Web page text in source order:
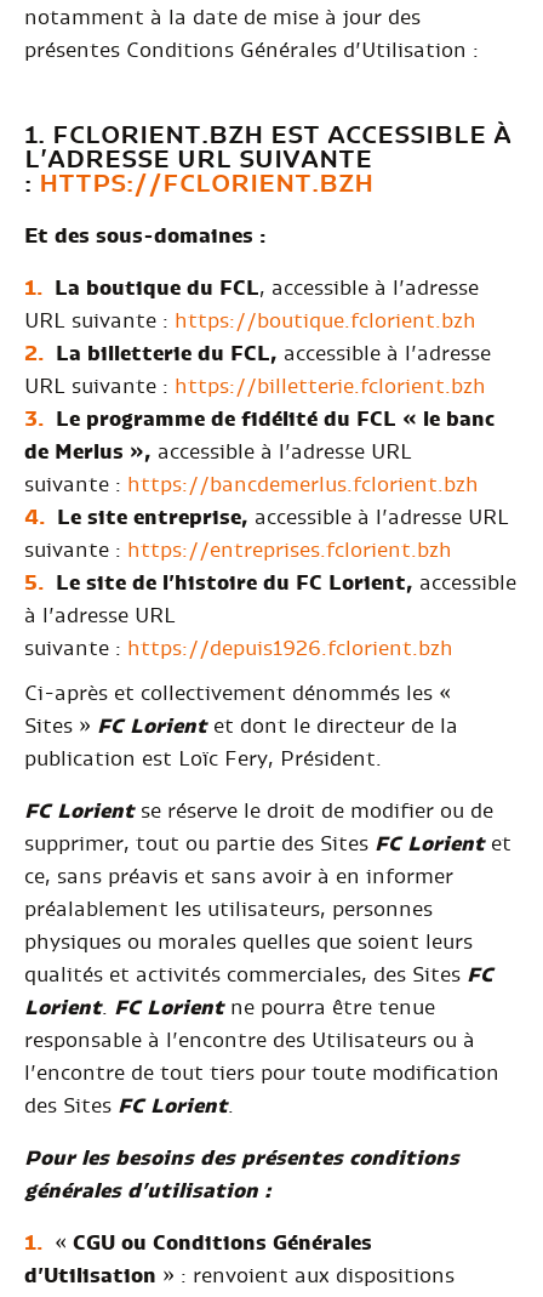
notamment à la date de mise à jour des
présentes Conditions Générales d’Utilisation :
1. FCLORIENT.BZH EST ACCESSIBLE À
L’ADRESSE URL SUIVANTE
: HTTPS://FCLORIENT.BZH
Et des sous-domaines :
La boutique du FCL, accessible à l’adresse
URL suivante : https://boutique.fclorient.bzh
La billetterie du FCL, accessible à l’adresse
URL suivante : https://billetterie.fclorient.bzh
Le programme de fidélité du FCL « le banc
de Merlus », accessible à l’adresse URL
suivante : https://bancdemerlus.fclorient.bzh
Le site entreprise, accessible à l’adresse URL
suivante : https://entreprises.fclorient.bzh
Le site de l’histoire du FC Lorient, accessible
à l’adresse URL
suivante : https://depuis1926.fclorient.bzh
Ci-après et collectivement dénommés les «
Sites » FC Lorientet dont le directeur de la
publication est Loïc Fery, Président.
FC Lorientse réserve le droit de modifier ou de
supprimer, tout ou partie des Sites FC Lorientet
ce, sans préavis et sans avoir à en informer
préalablement les utilisateurs, personnes
physiques ou morales quelles que soient leurs
qualités et activités commerciales, des Sites FC
Lorient. FC Lorientne pourra être tenue
responsable à l’encontre des Utilisateurs ou à
l’encontre de tout tiers pour toute modification
des Sites FC Lorient.
Pour les besoins des présentes conditions
générales d’utilisation :
« CGU ou Conditions Générales
d’Utilisation » : renvoient aux dispositions